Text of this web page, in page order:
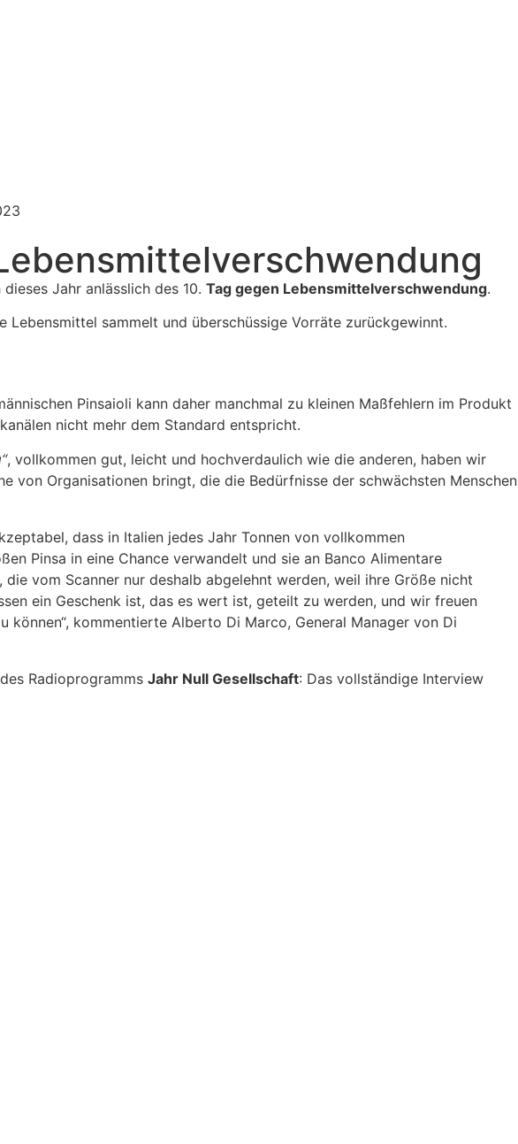
Jahr anlässlich des 10. Tag gegen Lebensmittelverschwendung.
Lebensmittel sammelt und überschüssige Vorräte zurückgewinnt.
Pinsaioli kann daher manchmal zu kleinen Maßfehlern im Produkt
nicht mehr dem Standard entspricht.
, vollkommen gut, leicht und hochverdaulich wie die anderen, haben wir
von Organisationen bringt, die die Bedürfnisse der schwächsten Menschen
dass in Italien jedes Jahr Tonnen von vollkommen
Pinsa in eine Chance verwandelt und sie an Banco Alimentare
vom Scanner nur deshalb abgelehnt werden, weil ihre Größe nicht
ein Geschenk ist, das es wert ist, geteilt zu werden, und wir freuen
kommentierte Alberto Di Marco, General Manager von Di
Radioprogramms Jahr Null Gesellschaft: Das vollständige Interview